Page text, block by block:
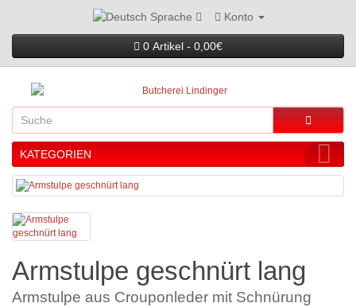
Sprache Konto
0 Artikel - 0,00€
KATEGORIEN
Armstulpe geschnürt lang
Armstulpe aus Crouponleder mit Schnürung